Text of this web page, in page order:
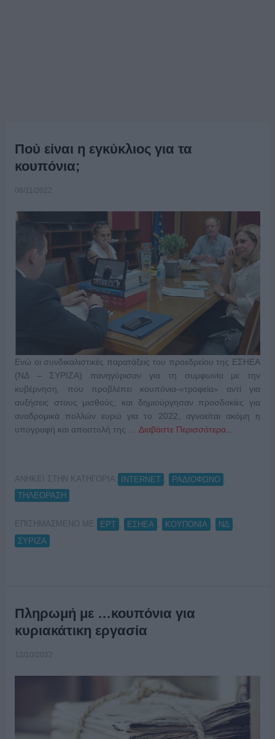
Πού είναι η εγκύκλιος για τα
κουπόνια;
08/11/2022
Ενώ οι συνδικαλιστικές παρατάξεις του προεδρείου της ΕΣΗΕΑ
(ΝΔ – ΣΥΡΙΖΑ) πανηγύρισαν για τη συμφωνία με την
κυβέρνηση, που προβλέπει κουπόνια-«τροφεία» αντί για
αυξήσεις στους μισθούς, και δημιούργησαν προσδοκίες για
αναδρομικά πολλών ευρώ για το 2022, αγνοείται ακόμη η
υπογραφή και αποστολή της … Διαβάστε Περισσότερα...
ΑΝΗΚΕΙ ΣΤΗΝ ΚΑΤΗΓΟΡΙΑ: INTERNET ΡΑΔΙΟΦΩΝΟ
ΤΗΛΕΟΡΑΣΗ
ΕΠΙΣΗΜΑΣΜΕΝΟ ΜΕ: ΕΡΤ ΕΣΗΕΑ ΚΟΥΠΟΝΙΑ ΝΔ
ΣΥΡΙΖΑ
Πληρωμή με …κουπόνια για
κυριακάτικη εργασία
12/10/2022